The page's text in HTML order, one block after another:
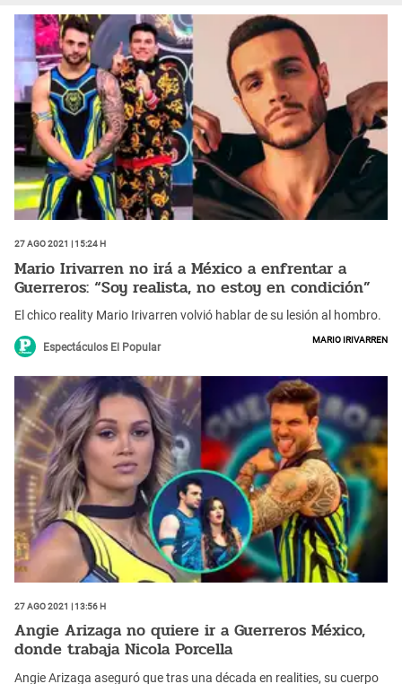
27 Ago 2021 | 15:24 h
Mario Irivarren no irá a México a enfrentar a
Guerreros: “Soy realista, no estoy en condición”
El chico reality Mario Irivarren volvió hablar de su lesión al hombro.
Espectáculos El Popular
Mario Irivarren
27 Ago 2021 | 13:56 h
Angie Arizaga no quiere ir a Guerreros México,
donde trabaja Nicola Porcella
Angie Arizaga aseguró que tras una década en realities, su cuerpo